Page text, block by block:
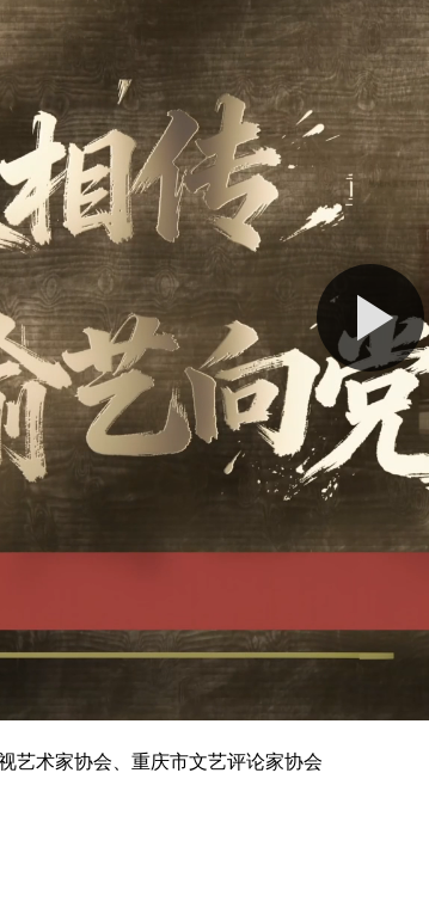
艺术家协会、重庆市文艺评论家协会